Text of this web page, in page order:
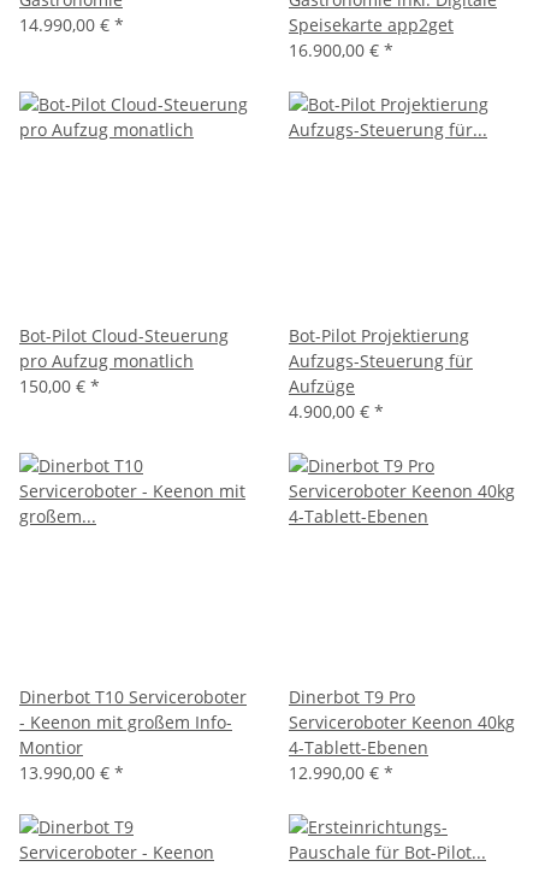
14.990,00 € *
Speisekarte app2get
16.900,00 € *
Bot-Pilot Cloud-Steuerung
pro Aufzug monatlich
150,00 € *
Bot-Pilot Projektierung
Aufzugs-Steuerung für
Aufzüge
4.900,00 € *
Dinerbot T10 Serviceroboter
- Keenon mit großem Info-
Montior
13.990,00 € *
Dinerbot T9 Pro
Serviceroboter Keenon 40kg
4-Tablett-Ebenen
12.990,00 € *